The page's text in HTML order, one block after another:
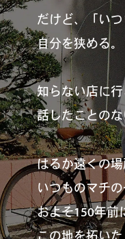
だけど、「い
自分を狭める。
知らない店に行
話したことの
はるか遠くの場
いつものマチの
およそ150年前
この地を拓い